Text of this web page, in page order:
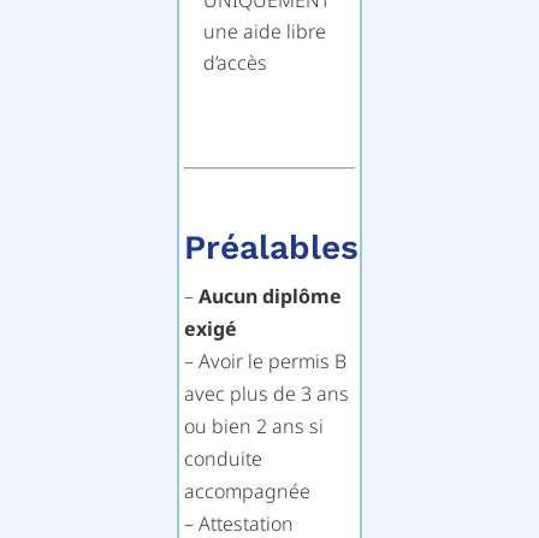
une aide libre
d’accès
Préalables
–Aucun diplôme
exigé
– Avoir le permis B
avec plus de 3 ans
ou bien 2 ans si
conduite
accompagnée
– Attestation